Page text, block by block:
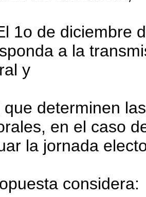
1o de diciembre
a la
y
que determinen
en el caso
la jornada
considera: